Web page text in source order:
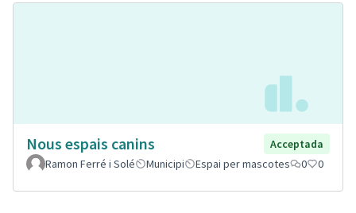
Nous espais canins
Acceptada
Ramon Ferré i Solé
Municipi Espai per mascotes 0 0